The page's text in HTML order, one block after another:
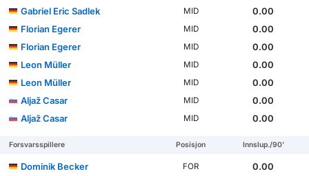
Gabriel Eric Sadlek
MID
0.00
Florian Egerer
MID
0.00
Florian Egerer
MID
0.00
Leon Müller
MID
0.00
Leon Müller
MID
0.00
Aljaž Casar
MID
0.00
Aljaž Casar
MID 0.00
Forsvarsspillere Posisjon Innslup./90'
Dominik Becker FOR
0.00